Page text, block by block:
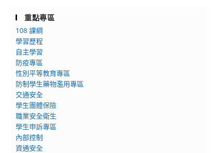
重點專區
108 課綱
學習歷程
自主學習
防疫專區
性別平等教育專區
防制學生藥物濫用專區
交通安全
學生團體保險
職業安全衛生
學生申訴專區
內部控制
資通安全